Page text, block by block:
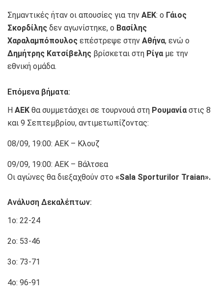
Σημαντικές ήταν οι απουσίες για την ΑΕΚ: ο Γάιος
Σκορδίλης δεν αγωνίστηκε, ο Βασίλης
Χαραλαμπόπουλος επέστρεψε στην Αθήνα, ενώ ο
Δημήτρης Κατσίβελης βρίσκεται στη Ρίγα με την
εθνική ομάδα.
Επόμενα βήματα:
Η ΑΕΚ θα συμμετάσχει σε τουρνουά στη Ρουμανία στις 8
και 9 Σεπτεμβρίου, αντιμετωπίζοντας:
08/09, 19:00: ΑΕΚ – Κλουζ
09/09, 19:00: ΑΕΚ – Βάλτσεα
Οι αγώνες θα διεξαχθούν στο «Sala Sporturilor Traian».
Ανάλυση Δεκαλέπτων:
1ο: 22-24
2ο: 53-46
3ο: 73-71
4ο: 96-91